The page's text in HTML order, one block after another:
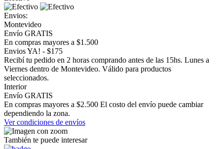
Envios:
Montevideo
Envío GRATIS
En compras mayores a $1.500
Envios YA! - $175
Recibí tu pedido en 2 horas comprando antes de las 15hs. Lunes a
Viernes dentro de Montevideo. Válido para productos
seleccionados.
Interior
Envío GRATIS
En compras mayores a $2.500 El costo del envío puede cambiar
dependiendo la zona.
Ver condiciones de envíos
También te puede interesar